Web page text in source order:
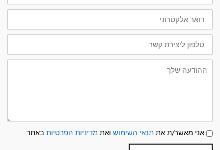
דואר
אלקטרוני
טלפון
ליצירת
קשר
ההודעה
שלך
תנאי
שימוש
ומדיניות
אני מאשר/ת את תנאי השימוש ואת מדיניות הפרטיות באתר